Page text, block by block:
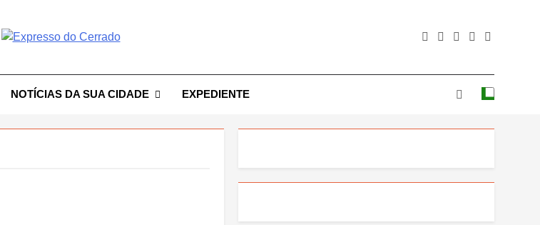
NOTÍCIAS DA SUA CIDADE EXPEDIENTE